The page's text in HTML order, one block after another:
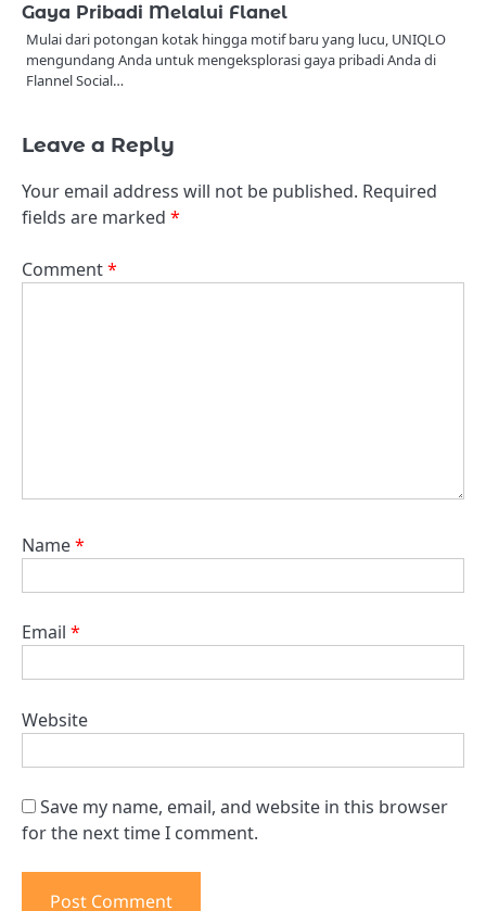
Gaya Pribadi Melalui Flanel
Mulai dari potongan kotak hingga motif baru yang lucu, UNIQLO
mengundang Anda untuk mengeksplorasi gaya pribadi Anda di
Flannel Social…
Leave a Reply
Your email address will not be published. Required
fields are marked *
Comment*
Name*
Email *
Website
Save my name, email, and website in this browser
for the next time I comment.